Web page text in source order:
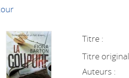
Titre :
Titre
Auteurs :